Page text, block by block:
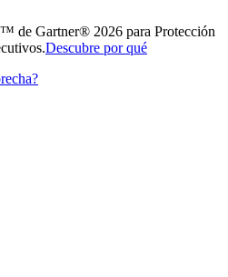
de Gartner® 2026 para Protección
Descubre por qué